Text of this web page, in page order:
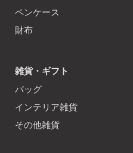
ペンケース
財布
雑貨・ギフト
バッグ
インテリア雑貨
その他雑貨